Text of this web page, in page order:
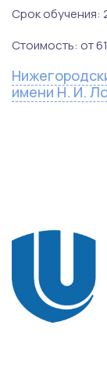
Срок обучения:
Стоимость: от
имени Н. И.